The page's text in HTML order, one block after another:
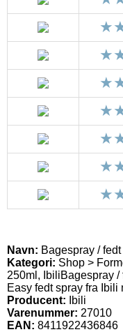
Navn: Bagespray /
Kategori: Shop >
250ml, IbiliBagespray
Easy fedt spray fra Ibili
Producent:
Ibili
Varenummer: 27010
EAN: 8411922436846